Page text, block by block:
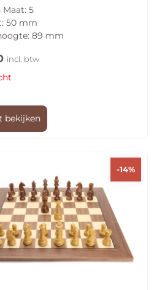
5
50 mm
89 mm
incl. btw
bekijken
-14%